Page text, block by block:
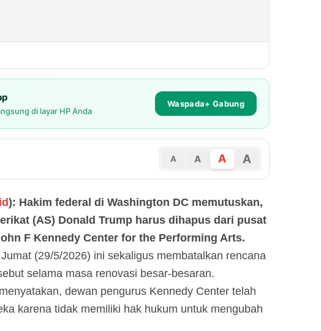
di layar HP Anda
Waspada+ Gabung
A A A A
): Hakim federal di Washington DC memutuskan,
(AS) Donald Trump harus dihapus dari pusat
F Kennedy Center for the Performing Arts.
(29/5/2026) ini sekaligus membatalkan rencana
selama masa renovasi besar-besaran.
dewan pengurus Kennedy Center telah
karena tidak memiliki hak hukum untuk mengubah